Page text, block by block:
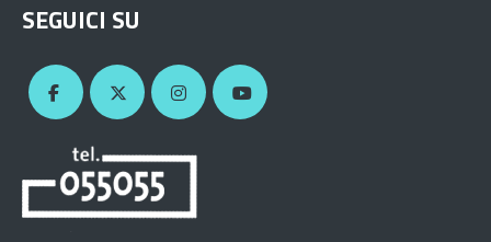
SEGUICI SU